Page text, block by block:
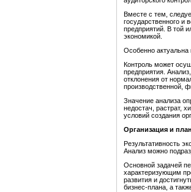
Вместе с тем,
государственного и
предприятий. В той
экономикой.
Особенно актуальна
Контроль может
предприятия.
отклонения от
производственной,
Значение анализа
недостач, растрат,
условий создания
Организация и
Результативность
Анализ можно
Основной задачей
характеризующим
развития и
бизнес-плана, а